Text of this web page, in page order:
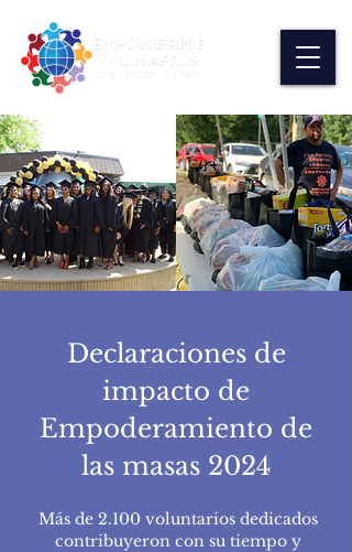
Declaraciones de
impacto de
Empoderamiento de
las masas 2024
Más de 2.100 voluntarios dedicados
contribuyeron con su tiempo y